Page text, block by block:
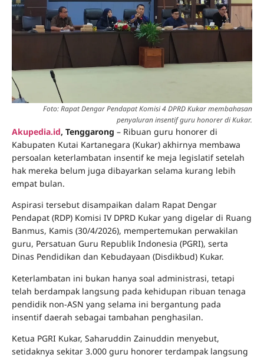
Foto: Rapat Dengar Pendapat Komisi 4 DPRD Kukar membahasan
penyaluran insentif guru honorer di Kukar.
Akupedia.id, Tenggarong – Ribuan guru honorer di
Kabupaten Kutai Kartanegara (Kukar) akhirnya membawa
persoalan keterlambatan insentif ke meja legislatif setelah
hak mereka belum juga dibayarkan selama kurang lebih
empat bulan.
Aspirasi tersebut disampaikan dalam Rapat Dengar
Pendapat (RDP) Komisi IV DPRD Kukar yang digelar di Ruang
Banmus, Kamis (30/4/2026), mempertemukan perwakilan
guru, Persatuan Guru Republik Indonesia (PGRI), serta
Dinas Pendidikan dan Kebudayaan (Disdikbud) Kukar.
Keterlambatan ini bukan hanya soal administrasi, tetapi
telah berdampak langsung pada kehidupan ribuan tenaga
pendidik non-ASN yang selama ini bergantung pada
insentif daerah sebagai tambahan penghasilan.
Ketua PGRI Kukar, Saharuddin Zainuddin menyebut,
setidaknya sekitar 3.000 guru honorer terdampak langsung